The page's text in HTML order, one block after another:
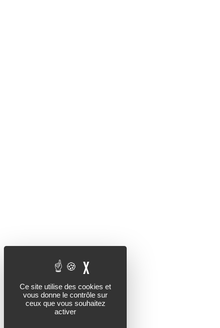
Ce site utilise des cookies et
vous donne le contrôle sur
ceux que vous souhaitez
activer
X